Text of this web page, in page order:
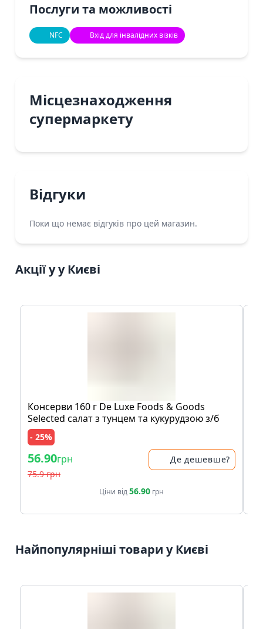
Послуги та можливості
NFC Вхід для інвалідних візків
Місцезнаходження
супермаркету
Відгуки
Поки що немає відгуків про цей магазин.
Акції у у Києві
Консерви 160 г De Luxe Foods & Goods
Selected салат з тунцем та кукурудзою з/б
- 25%
56.90грн
75.9 грн
Де дешевше?
Ціни від56.90 грн
Найпопулярніші товари у Києві